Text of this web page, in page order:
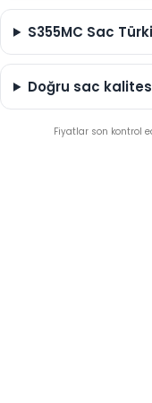
S355MC Sac
Doğru sac
Fiyatlar son kontrol